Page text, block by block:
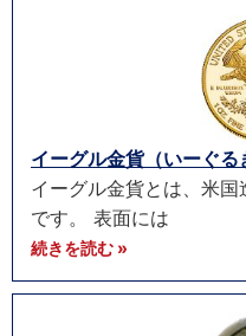
イーグル金貨（いーぐる
イーグル金貨とは、米
です。 表面には
続きを読む »